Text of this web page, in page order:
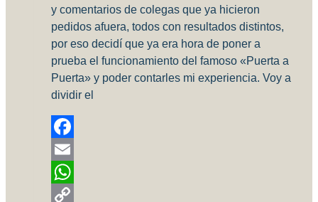
y comentarios de colegas que ya hicieron
pedidos afuera, todos con resultados distintos,
por eso decidí que ya era hora de poner a
prueba el funcionamiento del famoso «Puerta a
Puerta» y poder contarles mi experiencia. Voy a
dividir el
Facebook
Email
WhatsApp